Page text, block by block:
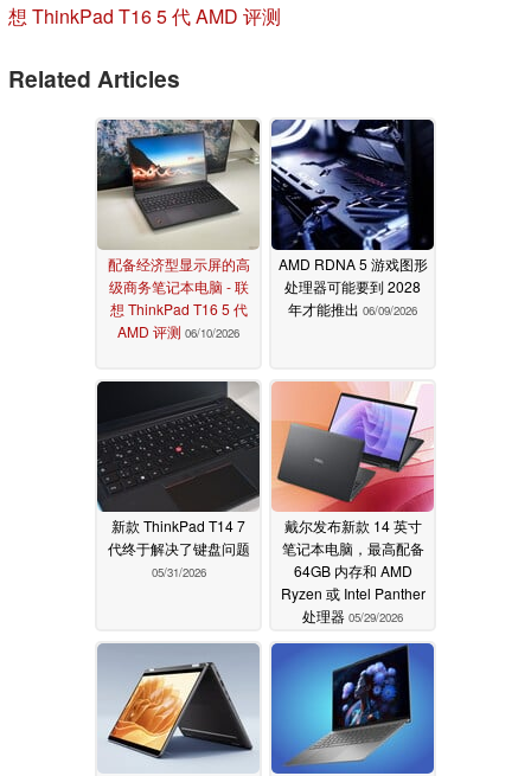
想 ThinkPad T16 5 代 AMD 评测
Related Articles
配备经济型显示屏的高
级商务笔记本电脑 - 联
想 ThinkPad T16 5 代
AMD 评测 06/10/2026
AMD RDNA 5 游戏图形
处理器可能要到 2028
年才能推出 06/09/2026
新款 ThinkPad T14 7
代终于解决了键盘问题
05/31/2026
戴尔发布新款 14 英寸
笔记本电脑，最高配备
64GB 内存和 AMD
Ryzen 或 Intel Panther
处理器 05/29/2026